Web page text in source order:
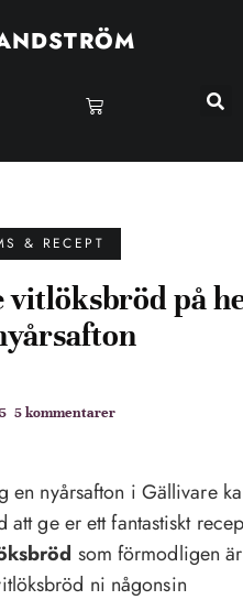
& RECEPT
vitlöksbröd på
5 kommentarer
en nyårsafton i Gällivare
ge er ett fantastiskt
som förmodligen är
ni någonsin